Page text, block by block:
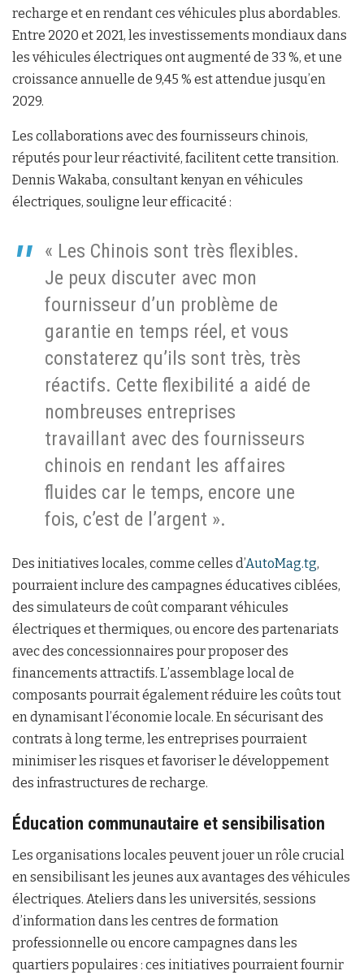
recharge et en rendant ces véhicules plus abordables.
Entre 2020 et 2021, les investissements mondiaux dans
les véhicules électriques ont augmenté de 33 %, et une
croissance annuelle de 9,45 % est attendue jusqu’en
2029.
Les collaborations avec des fournisseurs chinois,
réputés pour leur réactivité, facilitent cette transition.
Dennis Wakaba, consultant kenyan en véhicules
électriques, souligne leur efficacité :
« Les Chinois sont très flexibles.
Je peux discuter avec mon
fournisseur d’un problème de
garantie en temps réel, et vous
constaterez qu’ils sont très, très
réactifs. Cette flexibilité a aidé de
nombreuses entreprises
travaillant avec des fournisseurs
chinois en rendant les affaires
fluides car le temps, encore une
fois, c’est de l’argent ».
Des initiatives locales, comme celles d’AutoMag.tg,
pourraient inclure des campagnes éducatives ciblées,
des simulateurs de coût comparant véhicules
électriques et thermiques, ou encore des partenariats
avec des concessionnaires pour proposer des
financements attractifs. L’assemblage local de
composants pourrait également réduire les coûts tout
en dynamisant l’économie locale. En sécurisant des
contrats à long terme, les entreprises pourraient
minimiser les risques et favoriser le développement
des infrastructures de recharge.
Éducation communautaire et sensibilisation
Les organisations locales peuvent jouer un rôle crucial
en sensibilisant les jeunes aux avantages des véhicules
électriques. Ateliers dans les universités, sessions
d’information dans les centres de formation
professionnelle ou encore campagnes dans les
quartiers populaires : ces initiatives pourraient fournir